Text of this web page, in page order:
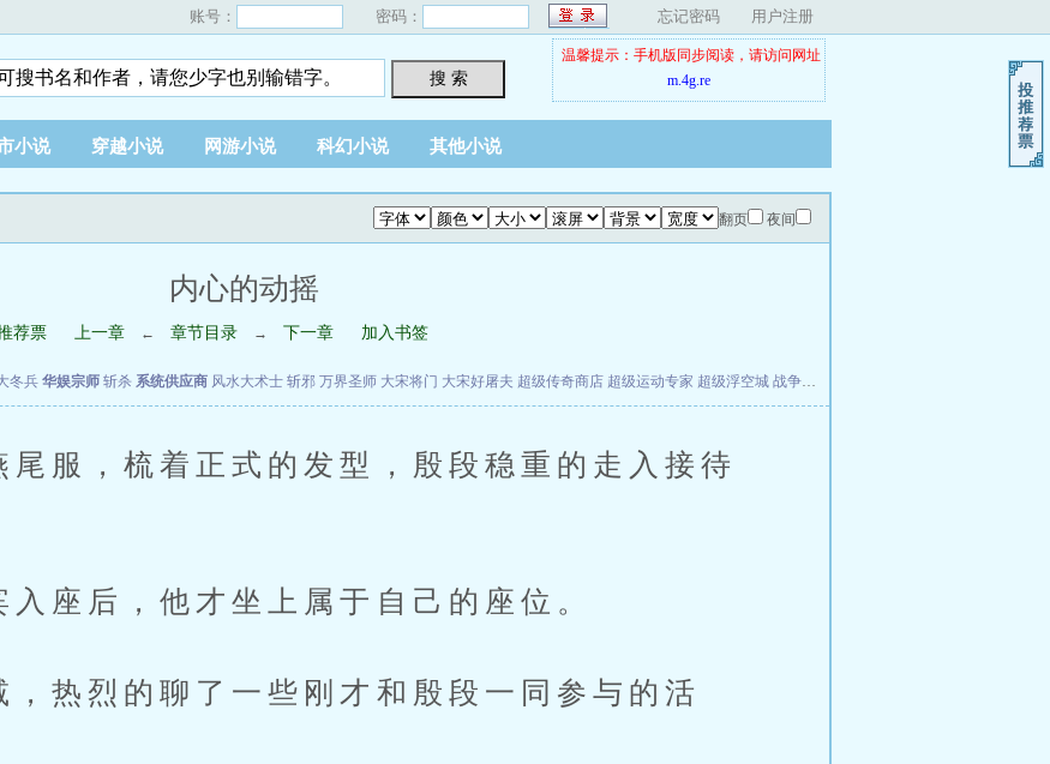
账号： 密码： 忘记密码 用户注册
搜 索
温馨提示：手机版同步阅读，请访问网址
m.4g.re
小说 穿越小说 网游小说 科幻小说 其他小说
翻页 夜间
内心的动摇
荐票 上一章 ← 章节目录 → 下一章 加入书签
冬兵 华娱宗师 斩杀 系统供应商 风水大术士 斩邪 万界圣师 大宋将门 大宋好屠夫 超级传奇商店 超级运动专家 超级浮空城 战争天堂
服，梳着正式的发型，殷段稳重的走入接待
座后，他才坐上属于自己的座位。
热烈的聊了一些刚才和殷段一同参与的活